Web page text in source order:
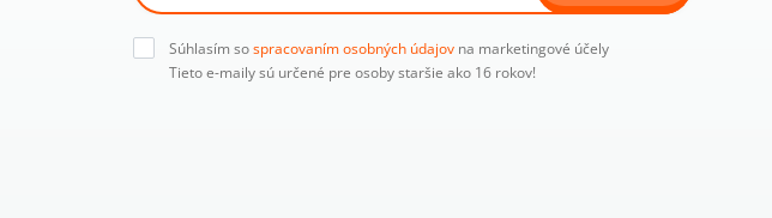
Súhlasím sospracovaním osobných údajov na marketingové účely
Tieto e-maily sú určené pre osoby staršie ako 16 rokov!